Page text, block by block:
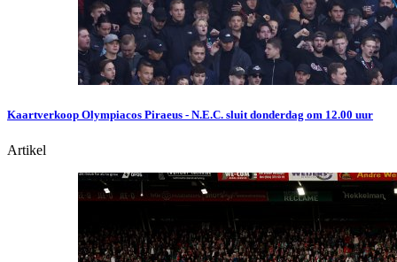
Kaartverkoop Olympiacos Piraeus - N.E.C. sluit donderdag om 12.00 uur
Artikel